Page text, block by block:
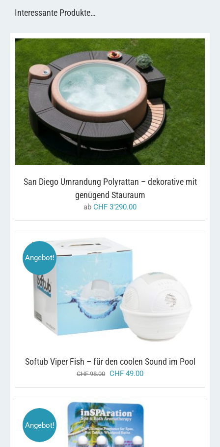
Interessante Produkte…
AUSFÜHRUNG WÄHLEN
DIESES
PRODUKT
WEIST
MEHRERE
VARIANTEN
AUF.
DIE
OPTIONEN
AUF
DER
PRODUKTSEITE
GEWÄHLT
/ DETAILS
San Diego Umrandung Polyrattan – dekorative mit
genügend Stauraum
ab CHF 3'290.00
Angebot!
IN DEN WARENKORB /
Softub Viper Fish – für den coolen Sound im Pool
CHF98.00 ursprünglicher
chf 98.00
CHF 49.00aktueller
chf 49.00.
Angebot!